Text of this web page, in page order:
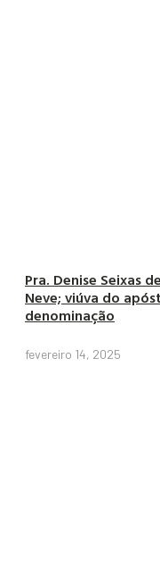
Pra. Denise Seixas
Neve; viúva do
denominação
fevereiro 14, 2025